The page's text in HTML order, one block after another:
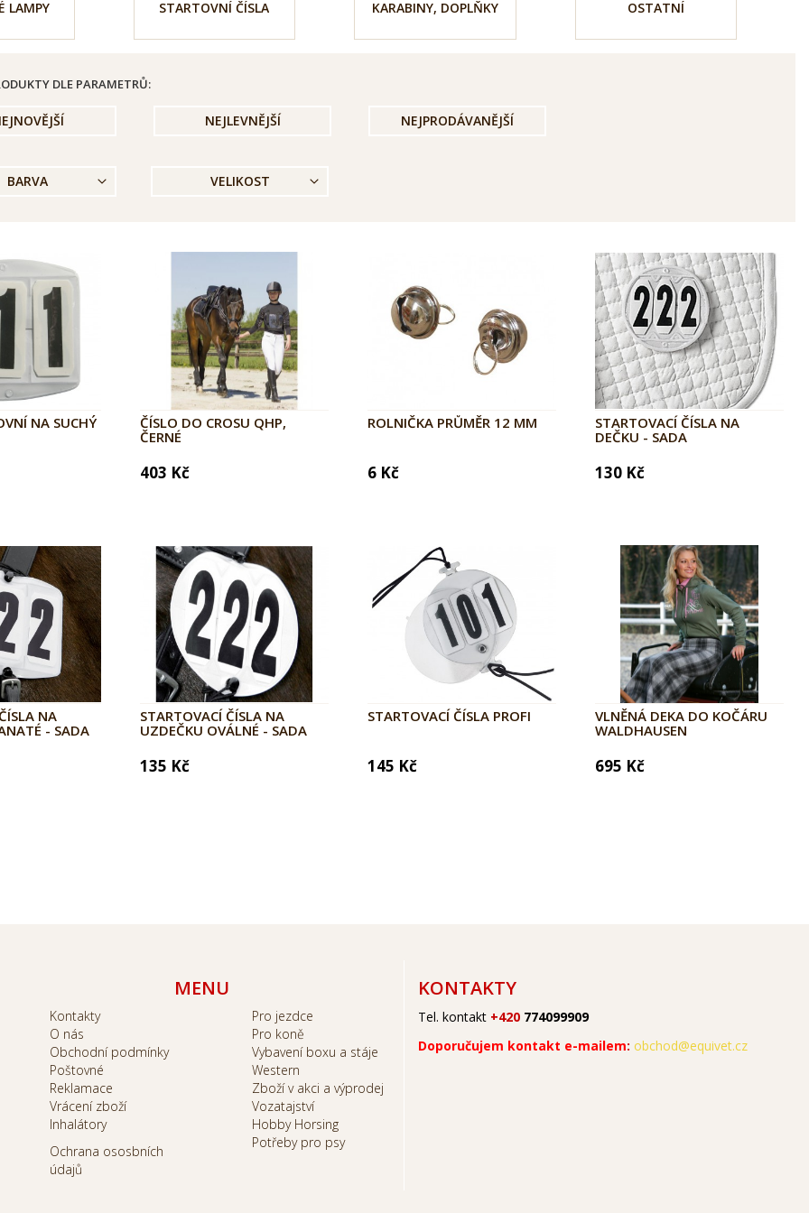
LAMPY STARTOVNÍ ČÍSLA KARABINY, DOPLŇKY OSTATNÍ
DLE PARAMETRŮ:
NEJLEVNĚJŠÍ NEJPRODÁVANĚJŠÍ
BARVA VELIKOST
NA SUCHÝ
ČÍSLO DO CROSU QHP,
ČERNÉ
403 Kč
ROLNIČKA PRŮMĚR 12 MM
6 Kč
STARTOVACÍ ČÍSLA NA
DEČKU - SADA
130 Kč
NA
- SADA
STARTOVACÍ ČÍSLA NA
UZDEČKU OVÁLNÉ - SADA
135 Kč
STARTOVACÍ ČÍSLA PROFI
145 Kč
VLNĚNÁ DEKA DO KOČÁRU
WALDHAUSEN
695 Kč
MENU
Kontakty
O nás
Obchodní podmínky
Poštovné
Reklamace
Vrácení zboží
Inhalátory
Ochrana ososbních
údajů
Pro jezdce
Pro koně
Vybavení boxu a stáje
Western
Zboží v akci a výprodej
Vozatajství
Hobby Horsing
Potřeby pro psy
KONTAKTY
Tel. kontakt +420 774099909
Doporučujem kontakt e-mailem: obchod@equivet.cz